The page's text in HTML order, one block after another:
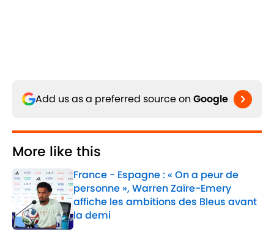
Add us as a preferred source on Google
More like this
France - Espagne : « On a peur de
personne », Warren Zaïre-Emery
affiche les ambitions des Bleus avant
la demi
Published by on Invalid Date